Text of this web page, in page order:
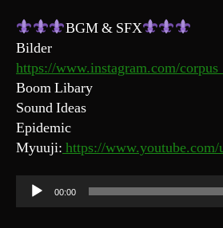
BGM & SFX
Bilder
https://www.instagram.com/
Boom Libary
Sound Ideas
Epidemic
Myuuji: https://
u
00:00